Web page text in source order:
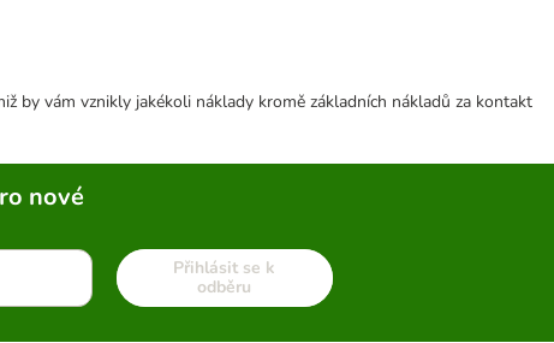
by vám vznikly jakékoli náklady kromě základních nákladů za kontakt
nové
Přihlásit se k
odběru